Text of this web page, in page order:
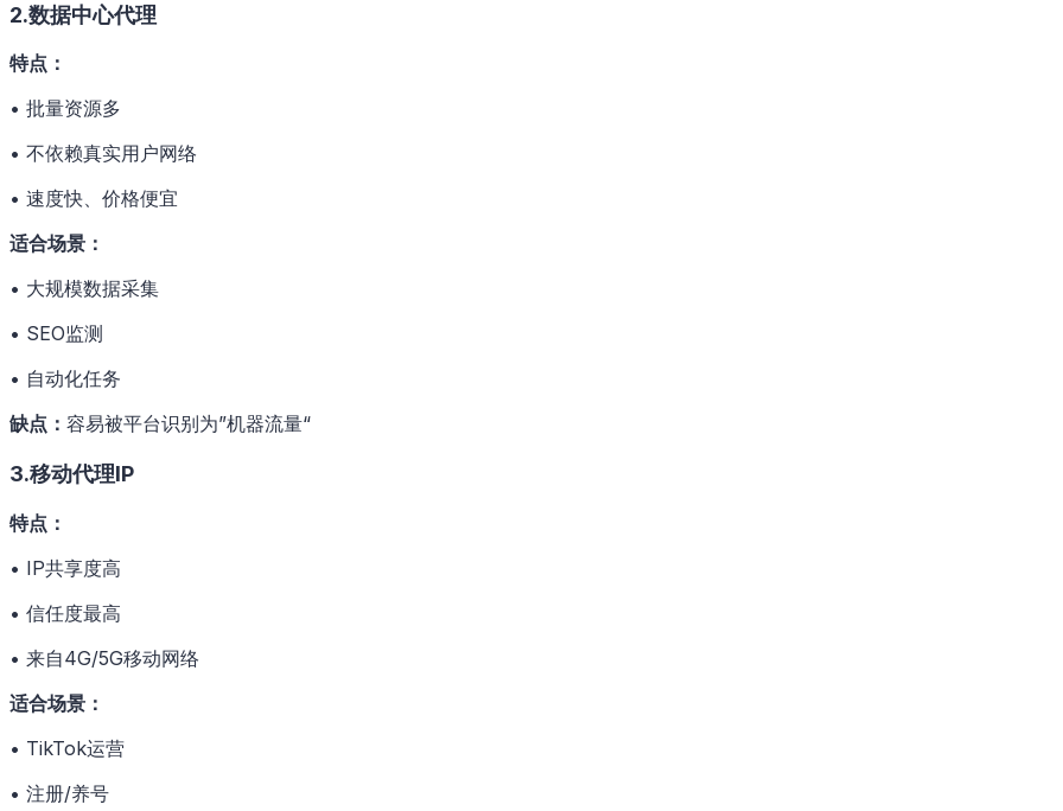
2.数据中心代理
特点：
• 批量资源多
• 不依赖真实用户网络
• 速度快、价格便宜
适合场景：
• 大规模数据采集
• SEO监测
• 自动化任务
缺点： 容易被平台识别为”机器流量“
3.移动代理IP
特点：
• IP共享度高
• 信任度最高
• 来自4G/5G移动网络
适合场景：
• TikTok运营
• 注册/养号